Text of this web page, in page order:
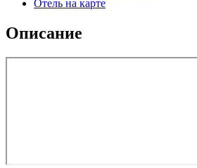
Отель на карте
Описание